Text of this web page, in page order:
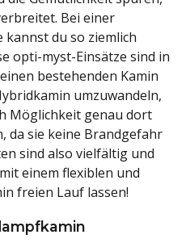
Bei einer
du so ziemlich
opti-myst-Einsätze sind in
bestehenden Kamin
umzuwandeln,
Möglichkeit genau dort
da sie keine Brandgefahr
sind also vielfältig und
einem flexiblen und
freien Lauf lassen!